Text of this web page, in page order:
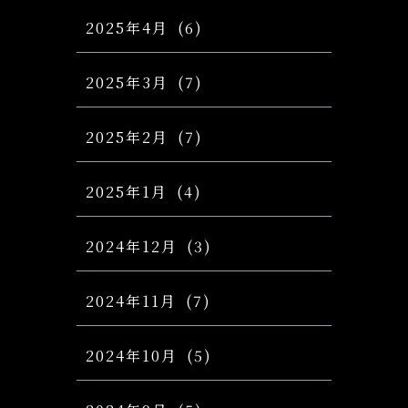
2025年4月 (6)
2025年3月 (7)
2025年2月 (7)
2025年1月 (4)
2024年12月 (3)
2024年11月 (7)
2024年10月 (5)